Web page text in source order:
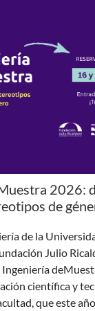
2026:
de
de la
Julio
Ingeniería
científica y
que este